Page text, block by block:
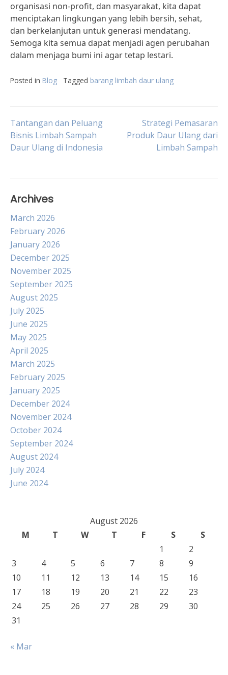
organisasi non-profit, dan masyarakat, kita dapat
menciptakan lingkungan yang lebih bersih, sehat,
dan berkelanjutan untuk generasi mendatang.
Semoga kita semua dapat menjadi agen perubahan
dalam menjaga bumi ini agar tetap lestari.
Posted in Blog Tagged barang limbah daur ulang
Post
navigation
Tantangan dan Peluang
Bisnis Limbah Sampah
Daur Ulang di Indonesia
Strategi Pemasaran
Produk Daur Ulang dari
Limbah Sampah
Archives
March 2026
February 2026
January 2026
December 2025
November 2025
September 2025
August 2025
July 2025
June 2025
May 2025
April 2025
March 2025
February 2025
January 2025
December 2024
November 2024
October 2024
September 2024
August 2024
July 2024
June 2024
August 2026
M
T W T F S
S
1
2
3
4 5 6 7 8
9
10
11 12 13 14 15
16
17
18 19 20 21 22
23
24
25 26 27 28 29
30
31
« Mar